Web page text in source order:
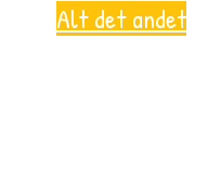
Alt det andet